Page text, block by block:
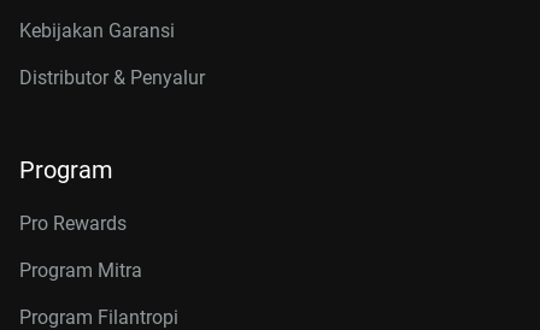
Kebijakan Garansi
Distributor & Penyalur
Program
Pro Rewards
Program Mitra
Program Filantropi